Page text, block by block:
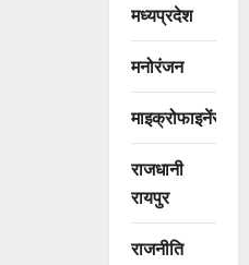
मध्यप्रदेश
मनोरंजन
माइक्रोफाइनेंस
राजधानी
रायपुर
राजनीति